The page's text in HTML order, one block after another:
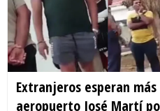
Extranjeros esperan
aeropuerto José Martí